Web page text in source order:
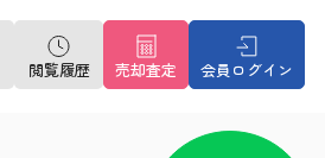
閲覧履歴 売却査定 会員ログイン